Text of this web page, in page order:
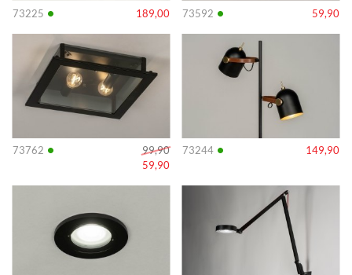
73225 • 189,00 73592 • 59,90
73762 •
99,90
59,90
Info
73244 • 149,90
Info
Info Info